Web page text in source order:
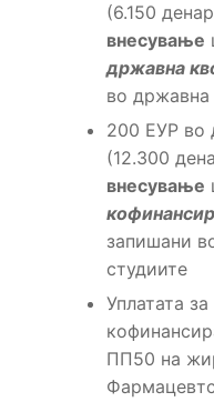
(6.150
внесување
државна
во државна
200 ЕУР во
(12.300
внесување
запишани
студиите
Уплатата
ПП50 на